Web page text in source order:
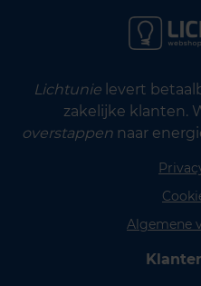
Lichtunielevert
zakelijke klanten.
overstappen naar
Algemene